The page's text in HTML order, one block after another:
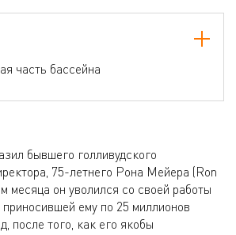
часть бассейна
бывшего голливудского
75-летнего Рона Мейера (Ron
месяца он уволился со своей работы
ему по 25 миллионов
после того, как его якобы